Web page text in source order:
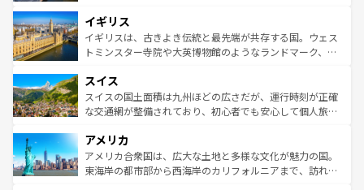
いる。シャンパンの発祥地であるランス、プロヴァンスの
香り高いラベンダー畑など、多彩な楽しみ方が可能だ。さ
らに、パリ以外の地域にも魅力が溢れており、どの街角に
れる地方に足を運ぶとそれぞれで全く異なる文化を体験で
きるだろう。 なお、新着のフランス情報はコンテンツ一覧
を参照してほしい。
顔を持つこの国は、どこを歩いても飽きることがない。ベ
ルリンの文化的活気、バイエルン州のアルプスの絶景、そ
してライン川沿いのワイン畑といった風景は必見。ビール
は、お酒好きな人にはぜひ体験してほしい。 なお、新着の
ドイツ情報はコンテンツ一覧を参照してほしい。
イギリス
イギリスは、古きよき伝統と最先端が共存する国。ウェス
トミンスター寺院や大英博物館のようなランドマーク、歴
リアごとに異なる魅力がある。また、優雅なアフタヌーン
ティー、ビール好きにはたまらない英国パブ、サッカー観
戦など、本場だからこそできる体験も豊富。イギリスを旅
ンツ一覧を参照してほしい。
スイス
スイスの国土面積は九州ほどの広さだが、運行時刻が正確
な交通網が整備されており、初心者でも安心して個人旅行
の建物がそのまま残る町や、スイスならではのユニークな
博物館もあり、アルプス観光だけでなく町歩きも満喫する
ことができる。国民の所得が高いため物価も高いが、旅行
アメリカ
アメリカ合衆国は、広大な土地と多様な文化が魅力の国。
東海岸の都市部から西海岸のカリフォルニアまで、訪れる